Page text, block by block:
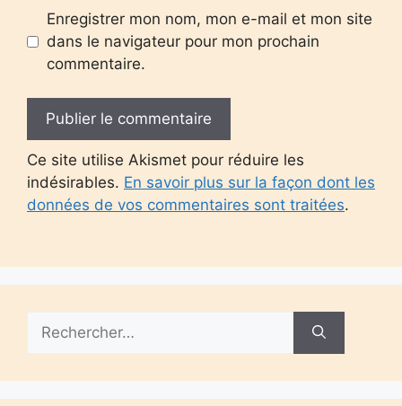
Enregistrer mon nom, mon e-mail et mon site
dans le navigateur pour mon prochain
commentaire.
Ce site utilise Akismet pour réduire les
indésirables. En savoir plus sur la façon dont les
données de vos commentaires sont traitées.